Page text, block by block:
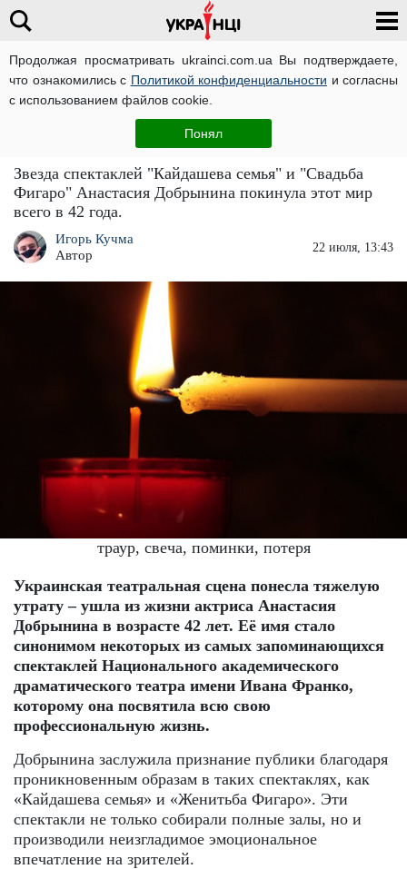
Продолжая просматривать ukrainci.com.ua Вы подтверждаете,
что ознакомились с Политикой конфиденциальности и согласны
с использованием файлов cookie.
Понял
Ушла из жизни известная украинская
актриса: она была так молода
Звезда спектаклей "Кайдашева семья" и "Свадьба
Фигаро" Анастасия Добрынина покинула этот мир
всего в 42 года.
Игорь Кучма
Автор
22 июля, 13:43
траур, свеча, поминки, потеря
Украинская театральная сцена понесла тяжелую
утрату – ушла из жизни актриса Анастасия
Добрынина в возрасте 42 лет. Её имя стало
синонимом некоторых из самых запоминающихся
спектаклей Национального академического
драматического театра имени Ивана Франко,
которому она посвятила всю свою
профессиональную жизнь.
Добрынина заслужила признание публики благодаря
проникновенным образам в таких спектаклях, как
«Кайдашева семья» и «Женитьба Фигаро». Эти
спектакли не только собирали полные залы, но и
производили неизгладимое эмоциональное
впечатление на зрителей.